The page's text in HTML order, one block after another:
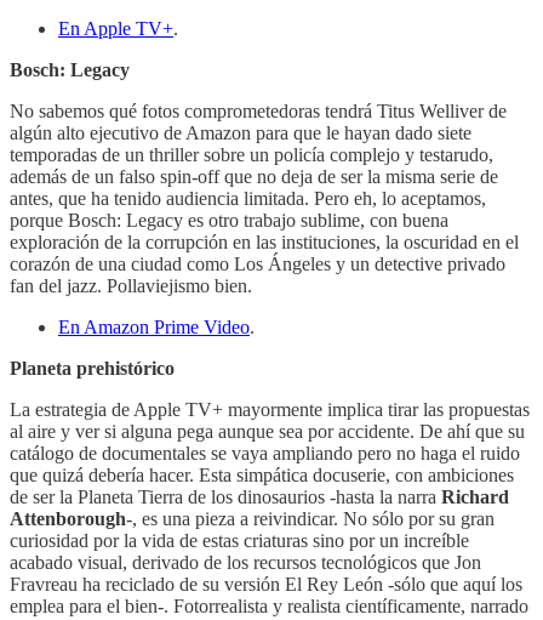
En Apple TV+.
Bosch: Legacy
No sabemos qué fotos comprometedoras tendrá Titus Welliver de
algún alto ejecutivo de Amazon para que le hayan dado siete
temporadas de un thriller sobre un policía complejo y testarudo,
además de un falso spin-off que no deja de ser la misma serie de
antes, que ha tenido audiencia limitada. Pero eh, lo aceptamos,
porque Bosch: Legacy es otro trabajo sublime, con buena
exploración de la corrupción en las instituciones, la oscuridad en el
corazón de una ciudad como Los Ángeles y un detective privado
fan del jazz. Pollaviejismo bien.
En Amazon Prime Video.
Planeta prehistórico
La estrategia de Apple TV+ mayormente implica tirar las propuestas
al aire y ver si alguna pega aunque sea por accidente. De ahí que su
catálogo de documentales se vaya ampliando pero no haga el ruido
que quizá debería hacer. Esta simpática docuserie, con ambiciones
de ser la Planeta Tierra de los dinosaurios -hasta la narra Richard
Attenborough-, es una pieza a reivindicar. No sólo por su gran
curiosidad por la vida de estas criaturas sino por un increíble
acabado visual, derivado de los recursos tecnológicos que Jon
Fravreau ha reciclado de su versión El Rey León -sólo que aquí los
emplea para el bien-. Fotorrealista y realista científicamente, narrado